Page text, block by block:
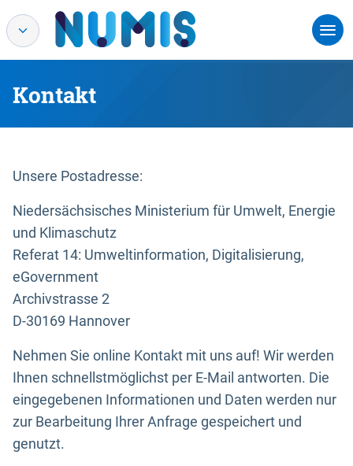
Kontakt
Unsere Postadresse:
Niedersächsisches Ministerium für Umwelt, Energie
und Klimaschutz
Referat 14: Umweltinformation, Digitalisierung,
eGovernment
Archivstrasse 2
D-30169 Hannover
Nehmen Sie online Kontakt mit uns auf! Wir werden
Ihnen schnellstmöglichst per E-Mail antworten. Die
eingegebenen Informationen und Daten werden nur
zur Bearbeitung Ihrer Anfrage gespeichert und
genutzt.